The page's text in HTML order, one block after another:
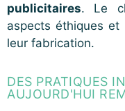
publicitaires. Le
aspects éthiques
leur fabrication.
DES PRATIQUES
AUJOURD'HUI